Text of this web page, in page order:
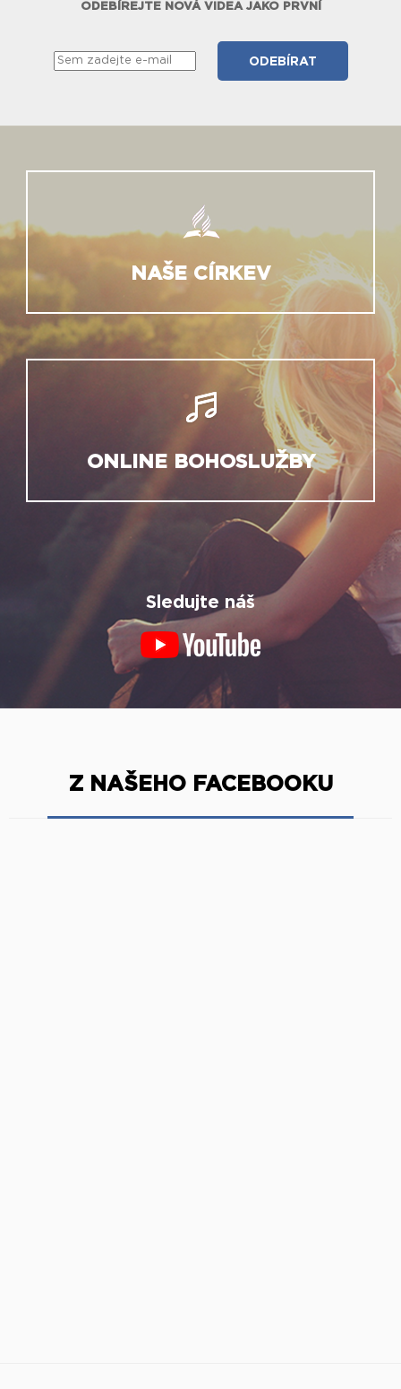
ODEBÍREJTE NOVÁ VIDEA JAKO PRVNÍ
NAŠE CÍRKEV
ONLINE BOHOSLUŽBY
Sledujte náš
Z NAŠEHO FACEBOOKU